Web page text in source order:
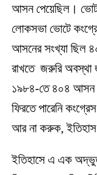
আসন পেয়েছিল।
লোকসভা ভোটে
আসনের সংখ্যা ছিল
রাখতে জরুরি অবস্থা
১৯৮৪-তে ৪০৪ আসন
ফিরতে পারেনি
আর না করুক, ইতিহাস
ইতিহাসে এ এক